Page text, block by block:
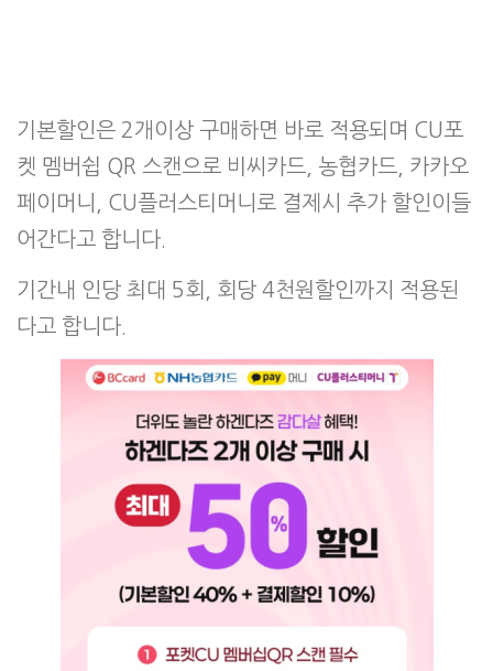
기본할인은 2개이상 구매하면 바로 적용되며 CU포
켓 멤버쉽 QR 스캔으로 비씨카드, 농협카드, 카카오
페이머니, CU플러스티머니로 결제시 추가 할인이들
어간다고 합니다.
기간내 인당 최대 5회, 회당 4천원할인까지 적용된
다고 합니다.